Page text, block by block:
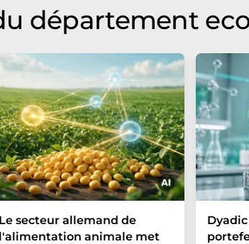
département
Le secteur allemand de
l'alimentation animale met